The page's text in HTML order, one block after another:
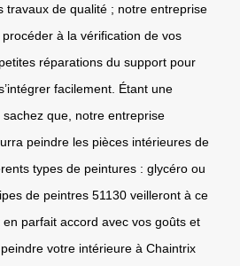
travaux de qualité ; notre entreprise
à la vérification de vos
réparations du support pour
facilement. Étant une
que, notre entreprise
peindre les pièces intérieures de
types de peintures : glycéro ou
de peintres 51130 veilleront à ce
parfait accord avec vos goûts et
votre intérieure à Chaintrix